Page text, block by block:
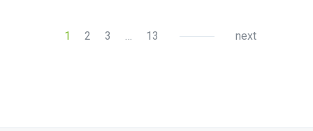
1 2 3 … 13 next